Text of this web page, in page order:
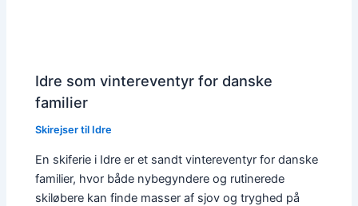
Idre som vintereventyr for danske
familier
Skirejser til Idre
En skiferie i Idre er et sandt vintereventyr for danske
familier, hvor både nybegyndere og rutinerede
skiløbere kan finde masser af sjov og tryghed på